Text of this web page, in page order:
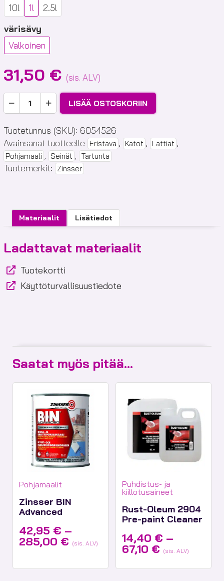
10l
1l
2.5l
värisävy
Valkoinen
31,50 € (sis. ALV)
Zinsser
Bulls
1-
2-
3
määrä
LISÄÄ OSTOSKORIIN
Tuotetunnus (SKU): 6054526
Avainsanat tuotteelle Eristävä , Katot , Lattiat ,
Pohjamaali , Seinät , Tartunta
Tuotemerkit: Zinsser
Materiaalit Lisätiedot
Ladattavat materiaalit
Tuotekortti
Käyttöturvallisuustiedote
Saatat myös pitää...
Tuotekategoriat:
Pohjamaalit
Zinsser BIN
Advanced
42,95 € –
285,00 € Hintaluokka:
285,00 €
(sis. ALV)
Tuotekategoriat:
Puhdistus- ja
kiillotusaineet
Rust-Oleum 2904
Pre-paint Cleaner
14,40 € –
67,10 €
-
(sis. ALV)